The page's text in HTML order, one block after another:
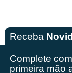
Receba
Complete
primeira mão